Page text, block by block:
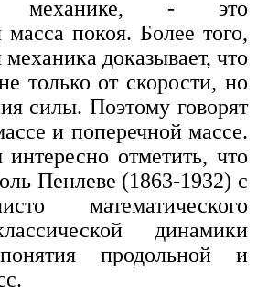
механике, - это
масса покоя. Более того,
механика доказывает, что
только от скорости, но
силы. Поэтому говорят
и поперечной массе.
отметить, что
Пенлеве (1863-1932) с
математического
динамики
продольной и